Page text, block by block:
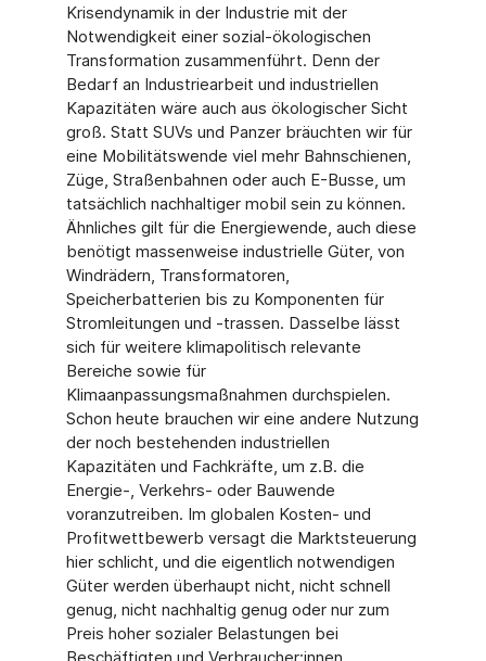
Krisendynamik in der Industrie mit der
Notwendigkeit einer sozial-ökologischen
Transformation zusammenführt. Denn der
Bedarf an Industriearbeit und industriellen
Kapazitäten wäre auch aus ökologischer Sicht
groß. Statt SUVs und Panzer bräuchten wir für
eine Mobilitätswende viel mehr Bahnschienen,
Züge, Straßenbahnen oder auch E-Busse, um
tatsächlich nachhaltiger mobil sein zu können.
Ähnliches gilt für die Energiewende, auch diese
benötigt massenweise industrielle Güter, von
Windrädern, Transformatoren,
Speicherbatterien bis zu Komponenten für
Stromleitungen und -trassen. Dasselbe lässt
sich für weitere klimapolitisch relevante
Bereiche sowie für
Klimaanpassungsmaßnahmen durchspielen.
Schon heute brauchen wir eine andere Nutzung
der noch bestehenden industriellen
Kapazitäten und Fachkräfte, um z.B. die
Energie-, Verkehrs- oder Bauwende
voranzutreiben. Im globalen Kosten- und
Profitwettbewerb versagt die Marktsteuerung
hier schlicht, und die eigentlich notwendigen
Güter werden überhaupt nicht, nicht schnell
genug, nicht nachhaltig genug oder nur zum
Preis hoher sozialer Belastungen bei